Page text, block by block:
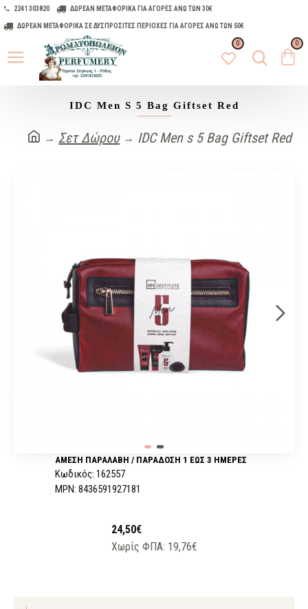
2241 303820 ΔΩΡΕΑΝ ΜΕΤΑΦΟΡΙΚΑ ΓΙΑ ΑΓΟΡΕΣ ΑΝΩ ΤΩΝ 30€
ΔΩΡΕΑΝ ΜΕΤΑΦΟΡΙΚΑ ΣΕ ΔΥΣΠΡΟΣΙΤΕΣ ΠΕΡΙΟΧΕΣ ΓΙΑ ΑΓΟΡΕΣ ΑΝΩ ΤΩΝ 50€
0 0
Σετ Δώρου IDC Men s 5 Bag Giftset Red
IDC Men S 5 Bag Giftset Red
24,50€
Χωρίς ΦΠΑ: 19,76€
ΆΜΕΣΗ ΠΑΡΑΛΑΒΉ / ΠΑΡΆΔOΣΗ 1 ΈΩΣ 3 ΗΜΈΡΕΣ
Κωδικός: 162557
MPN: 8436591927181